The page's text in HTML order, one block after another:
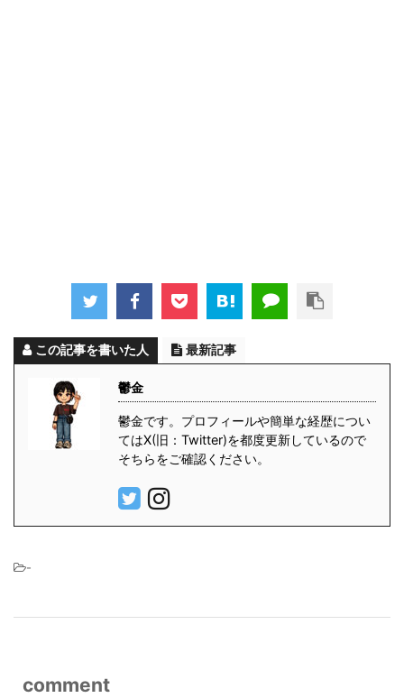
この記事を書いた人 最新記事
鬱金
鬱金です。プロフィールや簡単な経歴につい
てはX(旧：Twitter)を都度更新しているので
そちらをご確認ください。
-
comment